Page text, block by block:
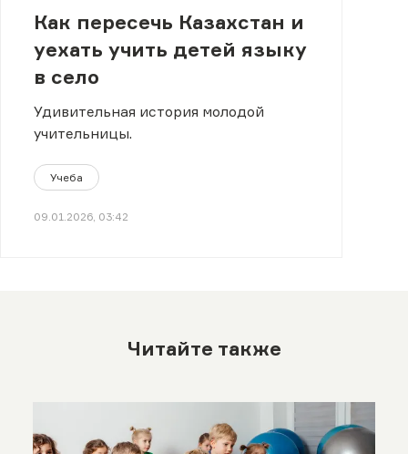
Как пересечь Казахстан и
уехать учить детей языку
в село
Удивительная история молодой
учительницы.
Учеба
09.01.2026, 03:42
Читайте также